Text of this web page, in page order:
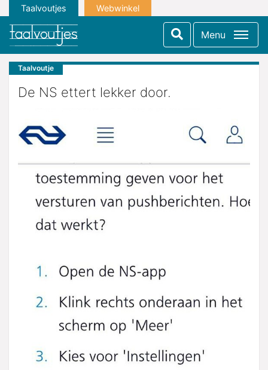
Taalvoutjes Webwinkel
Menu
Taalvoutje
De NS ettert lekker door.